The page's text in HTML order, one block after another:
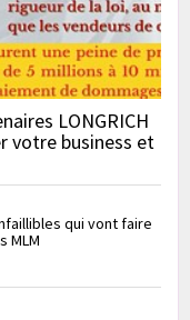
LONGRICH
votre business et
qui vont faire
MLM